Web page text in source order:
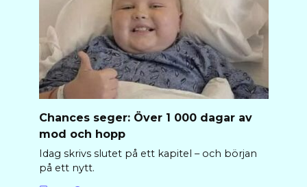
Chances seger: Över 1 000 dagar av
mod och hopp
Idag skrivs slutet på ett kapitel – och början
på ett nytt.